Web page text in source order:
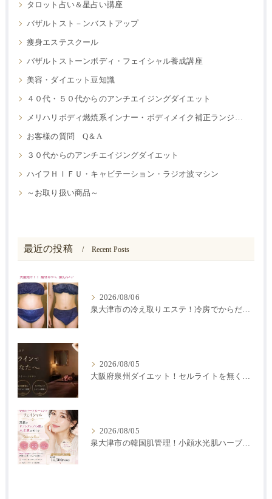
タロット占い＆星占い講座
バザルトスト－ンバストアップ
痩身エステスクール
バザルトストーンボディ・フェイシャル養成講座
美容・ダイエット豆知識
４０代・５０代からのアンチエイジングダイエット
メリハリボディ燃焼系インナー・ボディメイク補正ランジェリー
お客様の質問 Q＆A
３０代からのアンチエイジングダイエット
ハイフＨＩＦＵ・キャビテーション・ラジオ波マシン
～お取り扱い商品～
最近の投稿 Recent Posts
2026/08/06
泉大津市の冷え取りエステ！冷房でからだが冷えると痩せにくい？
2026/08/05
大阪府泉州ダイエット！セルライトを無くす方法
2026/08/05
泉大津市の韓国肌管理！小顔水光肌ハーブピーリング